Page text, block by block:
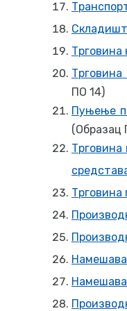
ПО 14)
Пуњење
(Образац
Трговина